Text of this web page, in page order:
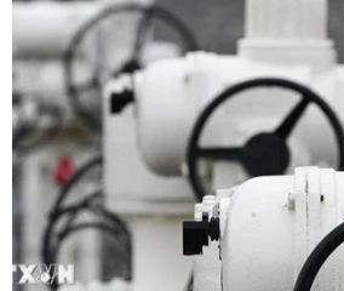
Bờ biển Kiên
trọng, hàng trăm hộ phải
16/06/2018 03:28
Bờ biển ở Kiên Giang đã và đang
chiều dài khoảng 70km, chiếm trên
biển, trong đó hơn 30km sạt lở
hưởng đến sản xuất, đời sống của